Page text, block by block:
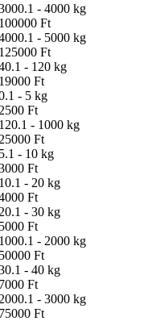
- 4000 kg
Ft
- 5000 kg
Ft
- 120 kg
Ft
- 5 kg
Ft
- 1000 kg
Ft
- 10 kg
Ft
- 20 kg
Ft
- 30 kg
Ft
- 2000 kg
Ft
- 40 kg
Ft
- 3000 kg
Ft